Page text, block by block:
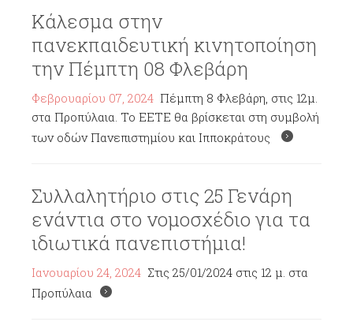
Κάλεσμα στην
πανεκπαιδευτική κινητοποίηση
την Πέμπτη 08 Φλεβάρη
Φεβρουαρίου 07, 2024 Πέμπτη 8 Φλεβάρη, στις 12μ.
στα Προπύλαια. Το ΕΕΤΕ θα βρίσκεται στη συμβολή
των οδών Πανεπιστημίου και Ιπποκράτους
Συλλαλητήριο στις 25 Γενάρη
ενάντια στο νομοσχέδιο για τα
ιδιωτικά πανεπιστήμια!
Ιανουαρίου 24, 2024 Στις 25/01/2024 στις 12 μ. στα
Προπύλαια